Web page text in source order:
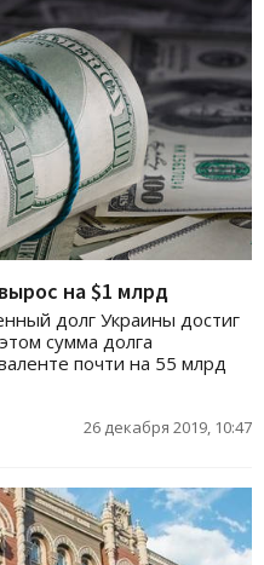
на $1 млрд
долг Украины достиг
сумма долга
почти на 55 млрд
26 декабря 2019, 10:47